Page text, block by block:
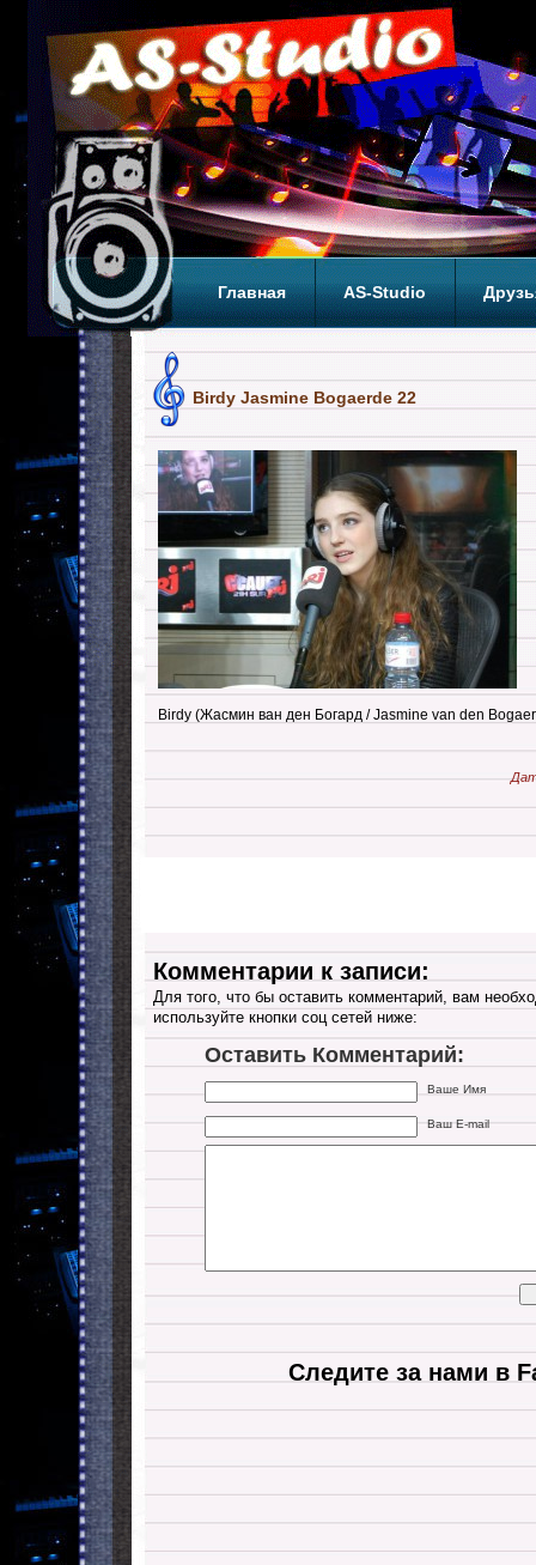
Главная AS-Studio
Birdy Jasmine Bogaerde 22
Birdy (Жасмин ван ден Богард / Jasmine van den
Комментарии к записи:
Для того, что бы оставить комментарий, вам
используйте кнопки соц сетей ниже:
Оставить Комментарий:
Ваше Имя
Ваш E-mail
Следите за нами в